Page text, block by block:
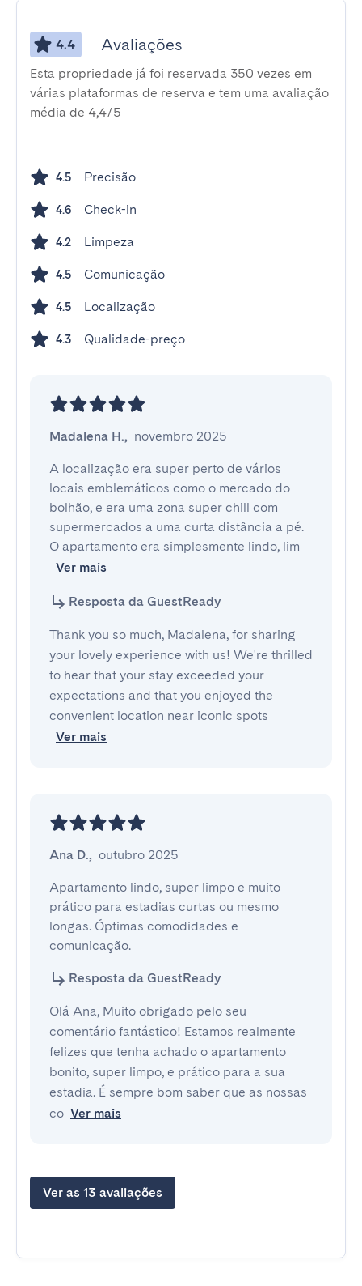
4.4 Avaliações
Esta propriedade já foi reservada 350 vezes em
várias plataformas de reserva e tem uma avaliação
média de 4,4/5
4.5 Precisão
4.6 Check-in
4.2 Limpeza
4.5 Comunicação
4.5 Localização
4.3 Qualidade-preço
Madalena H., novembro 2025
A localização era super perto de vários
locais emblemáticos como o mercado do
bolhão, e era uma zona super chill com
supermercados a uma curta distância a pé.
O apartamento era simplesmente lindo, lim
Ver mais
Resposta da GuestReady
Thank you so much, Madalena, for sharing
your lovely experience with us! We're thrilled
to hear that your stay exceeded your
expectations and that you enjoyed the
convenient location near iconic spots
Ver mais
Ana D., outubro 2025
Apartamento lindo, super limpo e muito
prático para estadias curtas ou mesmo
longas. Óptimas comodidades e
comunicação.
Resposta da GuestReady
Olá Ana, Muito obrigado pelo seu
comentário fantástico! Estamos realmente
felizes que tenha achado o apartamento
bonito, super limpo, e prático para a sua
estadia. É sempre bom saber que as nossas
co Ver mais
Ver as 13 avaliações